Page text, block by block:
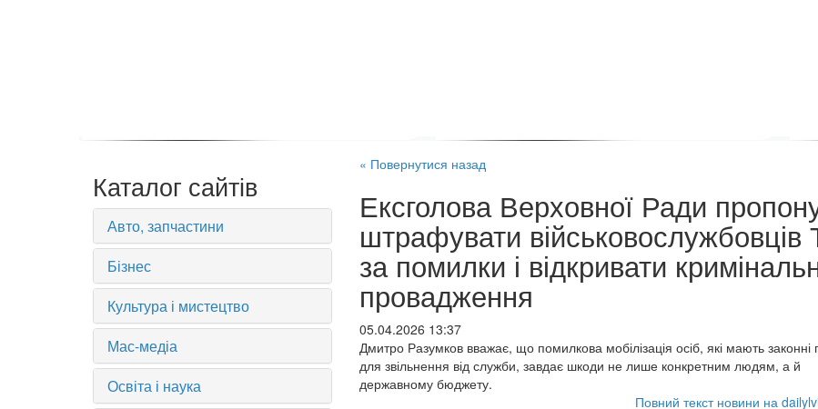
Каталог сайтів
Авто, запчастини
Бізнес
Культура і мистецтво
Мас-медіа
Освіта і наука
« Повернутися назад
Ексголова Верховної Ради
штрафувати
за помилки і відкривати
провадження
05.04.2026 13:37
Дмитро Разумков вважає, що помилкова мобілізація осіб, які мають законні
для звільнення від служби, завдає шкоди не лише конкретним людям, а й
державному бюджету.
Повний текст новини на